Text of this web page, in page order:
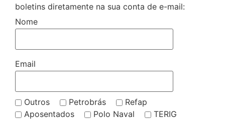
boletins diretamente na sua conta de e-mail:
Nome
Email
Outros Petrobrás
Refap
Aposentados
Polo Naval
TERIG